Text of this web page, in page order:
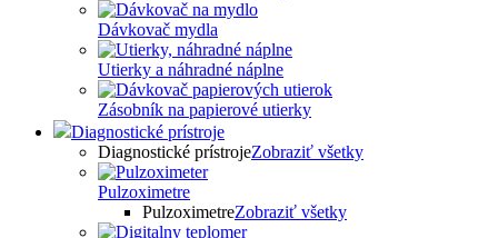
Dávkovač mydla
Utierky a náhradné náplne
Zásobník na papierové utierky
Diagnostické prístroje
Diagnostické prístrojeZobraziť všetky
Pulzoximetre
PulzoximetreZobraziť všetky